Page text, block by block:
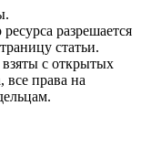
разрешается
статьи.
с открытых
все права на